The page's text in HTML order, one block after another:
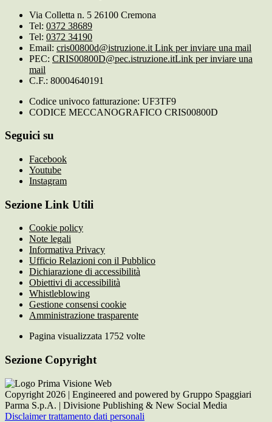
Via Colletta n. 5 26100 Cremona
Tel: 0372 38689
Tel: 0372 34190
Email: cris00800d@istruzione.it Link per inviare una mail
PEC: CRIS00800D@pec.istruzione.itLink per inviare una
mail
C.F.: 80004640191
Codice univoco fatturazione: UF3TF9
CODICE MECCANOGRAFICO CRIS00800D
Seguici su
Facebook
Youtube
Instagram
Sezione Link Utili
Cookie policy
Note legali
Informativa Privacy
Ufficio Relazioni con il Pubblico
Dichiarazione di accessibilità
Obiettivi di accessibilità
Whistleblowing
Gestione consensi cookie
Amministrazione trasparente
Pagina visualizzata 1752 volte
Sezione Copyright
Copyright 2026 | Engineered and powered by Gruppo Spaggiari
Parma S.p.A. | Divisione Publishing & New Social Media
Disclaimer trattamento dati personali